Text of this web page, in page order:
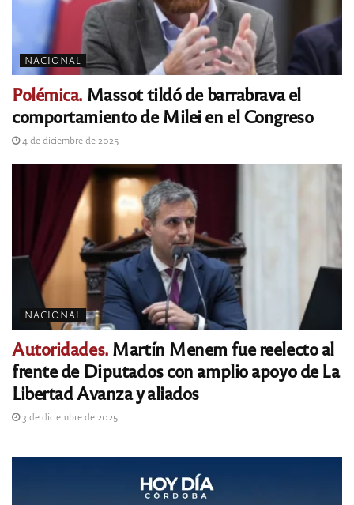
NACIONAL
Polémica. Massot tildó de barrabrava el
comportamiento de Milei en el Congreso
4 de diciembre de 2025
NACIONAL
Autoridades.Martín Menem fue reelecto al
frente de Diputados con amplio apoyo de La
Libertad Avanza y aliados
3 de diciembre de 2025